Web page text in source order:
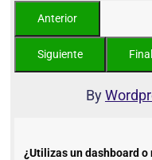
By
¿Utilizas un dashboard